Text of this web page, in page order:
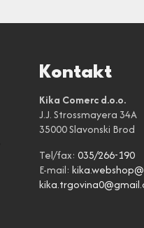
Kontakt
Kika Comerc d.o.o.
J.J. Strossmayera 34A
35000 Slavonski Brod
Tel/fax: 035/266-190
E-mail: